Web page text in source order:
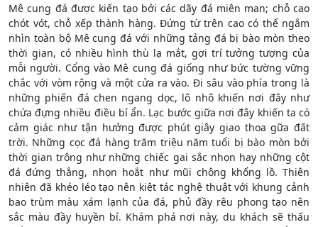
Mê cung đá được kiến tạo bởi các dãy đá miên man; chỗ cao
chót vót, chỗ xếp thành hàng. Đứng từ trên cao có thể ngắm
nhìn toàn bộ Mê cung đá với những tảng đá bị bào mòn theo
thời gian, có nhiều hình thù lạ mắt, gợi trí tưởng tượng của
mỗi người. Cổng vào Mê cung đá giống như bức tường vững
chắc với vòm rộng và một cửa ra vào. Đi sâu vào phía trong là
những phiến đá chen ngang dọc, lô nhô khiến nơi đây như
chứa đựng nhiều điều bí ẩn. Lạc bước giữa nơi đây khiến ta có
cảm giác như tận hưởng được phút giây giao thoa gữa đất
trời. Những cọc đá hàng trăm triệu năm tuổi bị bào mòn bởi
thời gian trông như những chiếc gai sắc nhọn hay những cột
đá đứng thẳng, nhọn hoắt như mũi chông khổng lồ. Thiên
nhiên đã khéo léo tạo nên kiệt tác nghệ thuật với khung cảnh
bao trùm màu xám lạnh của đá, phủ đầy rêu phong tạo nên
sắc màu đầy huyền bí. Khám phá nơi này, du khách sẽ thấu